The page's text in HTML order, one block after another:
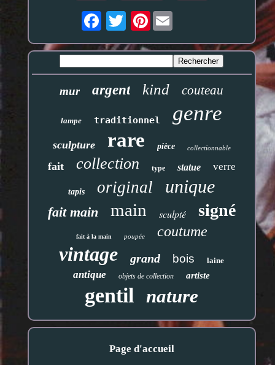
Pinterest
mur argent kind couteau
lampe traditionnel genre
sculpture rare pièce collectionnable
fait collection type statue verre
tapis original unique
fait main main sculpté signé
fait à la main poupée coutume
vintage grand bois laine
antique objets de collection artiste
gentil nature
Page d'accueil